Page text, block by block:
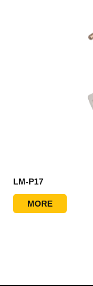
LM-P17
MORE